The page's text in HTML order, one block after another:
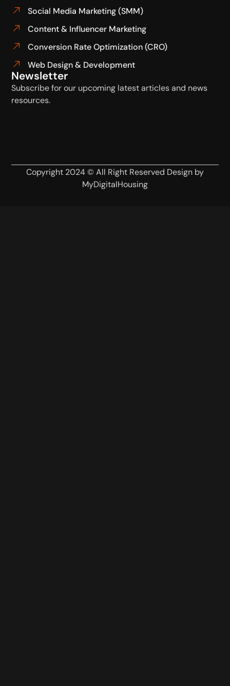
Social Media Marketing (SMM)
Content & Influencer Marketing
Conversion Rate Optimization (CRO)
Web Design & Development
Newsletter
Subscribe for our upcoming latest articles and news
resources.
Copyright 2024 © All Right Reserved Design by
MyDigitalHousing